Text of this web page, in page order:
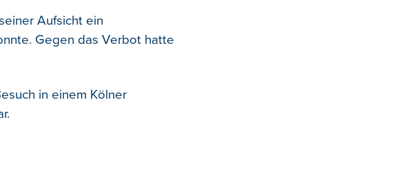
Aufsicht ein
Gegen das Verbot hatte
in einem Kölner